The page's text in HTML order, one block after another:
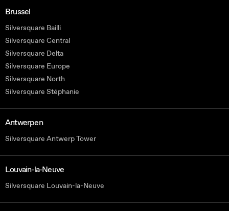
Brussel
Silversquare Bailli
Silversquare Central
Silversquare Delta
Silversquare Europe
Silversquare North
Silversquare Stéphanie
Antwerpen
Silversquare Antwerp Tower
Louvain-la-Neuve
Silversquare Louvain-la-Neuve